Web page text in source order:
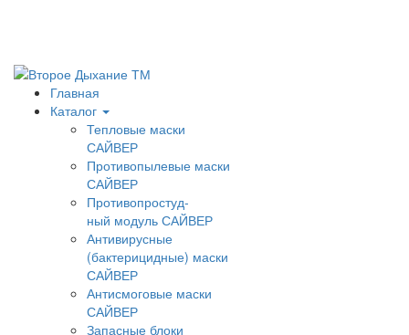
Главная
Каталог
Тепловые маски
САЙВЕР
Противопылевые маски
САЙВЕР
Противопростуд-
ный модуль САЙВЕР
Антивирусные
(бактерицидные) маски
САЙВЕР
Антисмоговые маски
САЙВЕР
Запасные блоки